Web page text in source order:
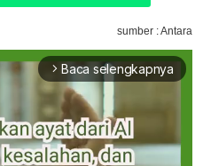
sumber : Antara
arrow_forward_ios Baca selengkapnya